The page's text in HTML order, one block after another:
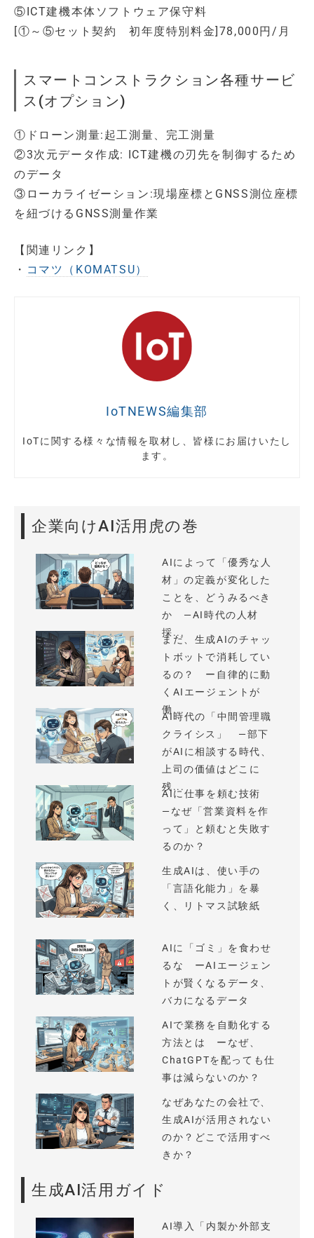
⑤ICT建機本体ソフトウェア保守料
[①～⑤セット契約 初年度特別料金]78,000円/月
スマートコンストラクション各種サービ
ス(オプション)
①ドローン測量:起工測量、完工測量
②3次元データ作成: ICT建機の刃先を制御するため
のデータ
③ローカライゼーション:現場座標とGNSS測位座標
を紐づけるGNSS測量作業
【関連リンク】
・ コマツ（KOMATSU）
IoTNEWS編集部
IoTに関する様々な情報を取材し、皆様にお届けいたし
ます。
企業向けAI活用虎の巻
AIによって「優秀な人
材」の定義が変化した
ことを、どうみるべき
か —AI時代の人材
採...
まだ、生成AIのチャッ
トボットで消耗してい
るの？ ー自律的に動
くAIエージェントが
働...
AI時代の「中間管理職
クライシス」 —部下
がAIに相談する時代、
上司の価値はどこに
残...
AIに仕事を頼む技術
—なぜ「営業資料を作
って」と頼むと失敗す
るのか？
生成AIは、使い手の
「言語化能力」を暴
く、リトマス試験紙
AIに「ゴミ」を食わせ
るな ーAIエージェン
トが賢くなるデータ、
バカになるデータ
AIで業務を自動化する
方法とは ーなぜ、
ChatGPTを配っても仕
事は減らないのか？
なぜあなたの会社で、
生成AIが活用されない
のか？どこで活用すべ
きか？
生成AI活用ガイド
AI導入「内製か外部支